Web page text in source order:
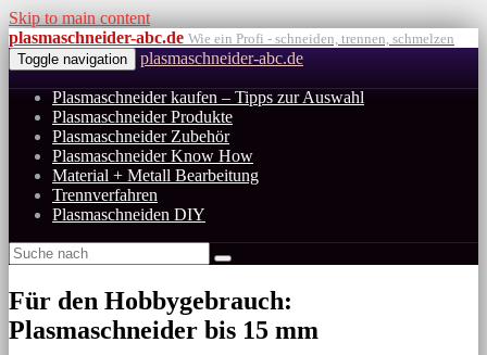
Skip to main content
plasmaschneider-abc.de Wie ein Profi - schneiden, trennen, schmelzen
Toggle navigation
plasmaschneider-abc.de
Plasmaschneider kaufen – Tipps zur Auswahl
Plasmaschneider Produkte
Plasmaschneider Zubehör
Plasmaschneider Know How
Material + Metall Bearbeitung
Trennverfahren
Plasmaschneiden DIY
Für den Hobbygebrauch:
Plasmaschneider bis 15 mm